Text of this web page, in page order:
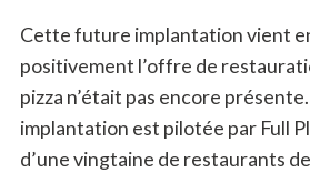
Cette future implantation vient
positivement l’offre de
pizza n’était pas encore
implantation est pilotée par Full
d’une vingtaine de restaurants